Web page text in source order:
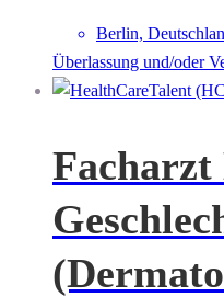
Berlin,
Überlassung und/oder